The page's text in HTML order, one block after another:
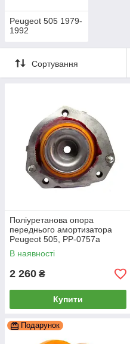
Peugeot 505 1979-
1992
Сортування
Поліуретанова опора
переднього амортизатора
Peugeot 505, PP-0757a
В наявності
2 260 ₴
Купити
Подарунок